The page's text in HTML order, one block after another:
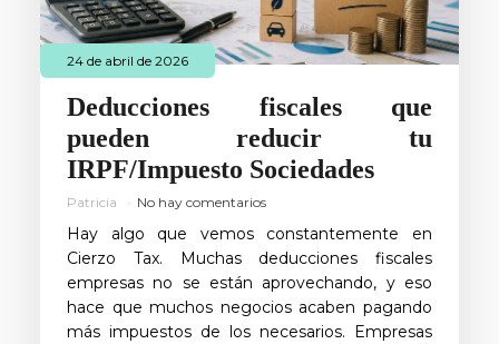
24 de abril de 2026
Deducciones fiscales que
pueden reducir tu
IRPF/Impuesto Sociedades
Patricia No hay comentarios
Hay algo que vemos constantemente en
Cierzo Tax. Muchas deducciones fiscales
empresas no se están aprovechando, y eso
hace que muchos negocios acaben pagando
más impuestos de los necesarios. Empresas